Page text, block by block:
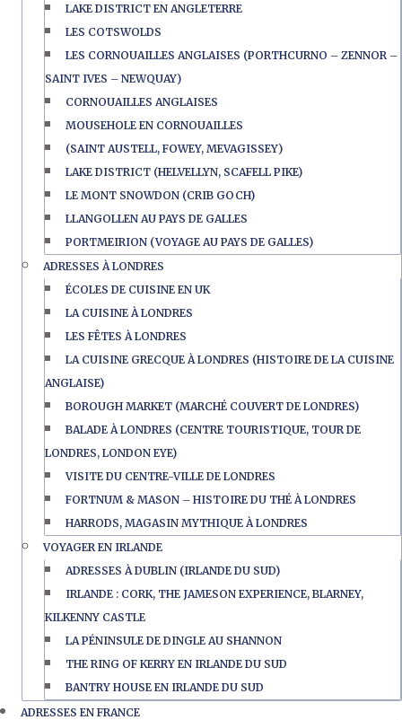
LAKE DISTRICT EN ANGLETERRE
LES COTSWOLDS
LES CORNOUAILLES ANGLAISES (PORTHCURNO – ZENNOR –
SAINT IVES – NEWQUAY)
CORNOUAILLES ANGLAISES
MOUSEHOLE EN CORNOUAILLES
(SAINT AUSTELL, FOWEY, MEVAGISSEY)
LAKE DISTRICT (HELVELLYN, SCAFELL PIKE)
LE MONT SNOWDON (CRIB GOCH)
LLANGOLLEN AU PAYS DE GALLES
PORTMEIRION (VOYAGE AU PAYS DE GALLES)
ADRESSES À LONDRES
ÉCOLES DE CUISINE EN UK
LA CUISINE À LONDRES
LES FÊTES À LONDRES
LA CUISINE GRECQUE À LONDRES (HISTOIRE DE LA CUISINE
ANGLAISE)
BOROUGH MARKET (MARCHÉ COUVERT DE LONDRES)
BALADE À LONDRES (CENTRE TOURISTIQUE, TOUR DE
LONDRES, LONDON EYE)
VISITE DU CENTRE-VILLE DE LONDRES
FORTNUM & MASON – HISTOIRE DU THÉ À LONDRES
HARRODS, MAGASIN MYTHIQUE À LONDRES
VOYAGER EN IRLANDE
ADRESSES À DUBLIN (IRLANDE DU SUD)
IRLANDE : CORK, THE JAMESON EXPERIENCE, BLARNEY,
KILKENNY CASTLE
LA PÉNINSULE DE DINGLE AU SHANNON
THE RING OF KERRY EN IRLANDE DU SUD
BANTRY HOUSE EN IRLANDE DU SUD
ADRESSES EN FRANCE